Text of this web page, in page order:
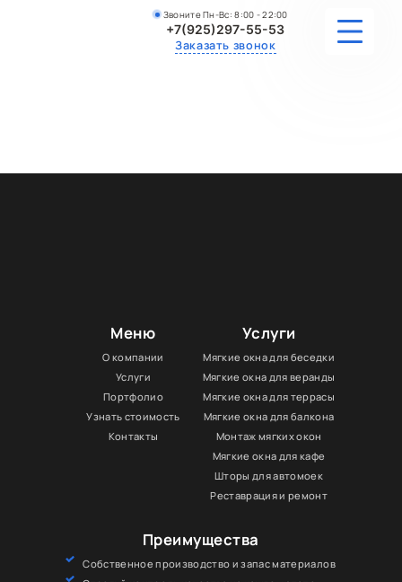
Звоните Пн-Вс: 8:00 - 22:00
+7(925)297-55-53
Заказать звонок
Меню
О компании
Услуги
Портфолио
Узнать стоимость
Контакты
Услуги
Мягкие окна для беседки
Мягкие окна для веранды
Мягкие окна для террасы
Мягкие окна для балкона
Монтаж мягких окон
Мягкие окна для кафе
Шторы для автомоек
Реставрация и ремонт
Преимущества
Собственное производство и запас материалов